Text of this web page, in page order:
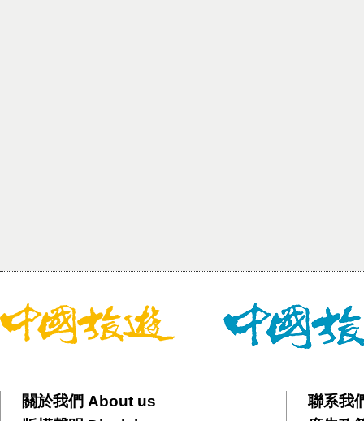
關於我們 About us
聯系我